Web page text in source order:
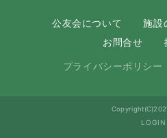
公友会について 施設
お問合せ
プライバシーポリシー
LOGIN